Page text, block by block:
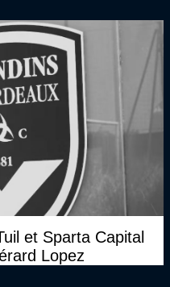
et Sparta Capital
Lopez